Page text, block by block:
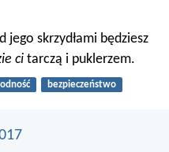
jego skrzydłami będziesz
ci tarczą i puklerzem.
bezpieczeństwo